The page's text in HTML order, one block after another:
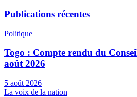
Publications récentes
Politique
Togo : Compte rendu du
août 2026
5 août 2026
La voix de la nation